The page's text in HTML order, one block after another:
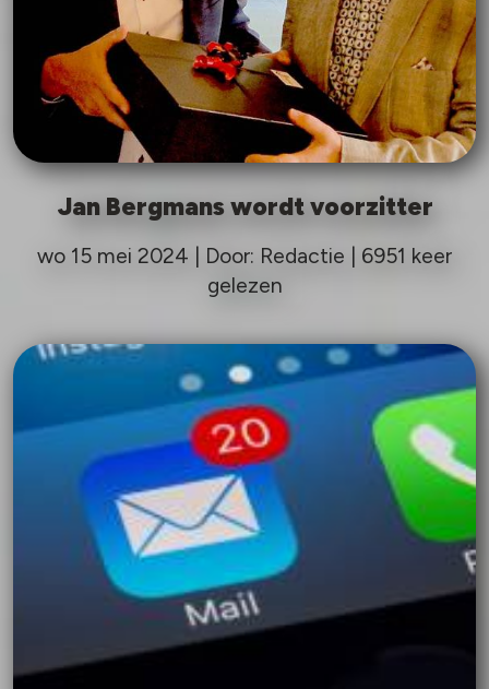
Jan Bergmans wordt voorzitter
wo 15 mei 2024 | Door: Redactie | 6951 keer
gelezen